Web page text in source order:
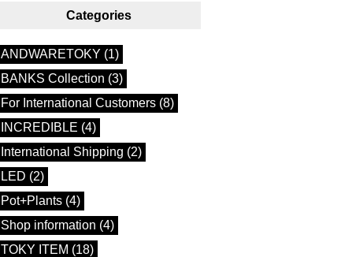
Categories
ANDWARETOKY (1)
BANKS Collection (3)
For International Customers (8)
INCREDIBLE (4)
International Shipping (2)
LED (2)
Pot+Plants (4)
Shop information (4)
TOKY ITEM (18)